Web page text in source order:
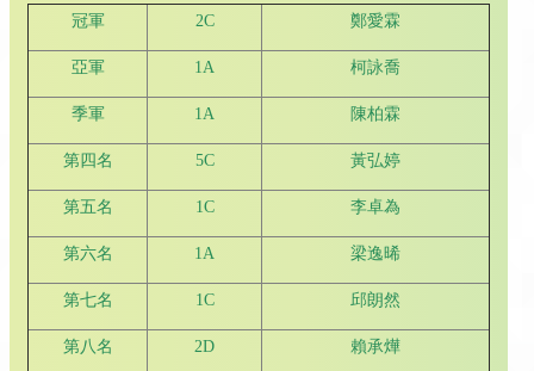
冠軍 2C 鄭愛霖
亞軍 1A 柯詠喬
季軍 1A 陳柏霖
第四名 5C 黃弘婷
第五名 1C 李卓為
第六名 1A 梁逸晞
第七名 1C 邱朗然
第八名 2D 賴承燁